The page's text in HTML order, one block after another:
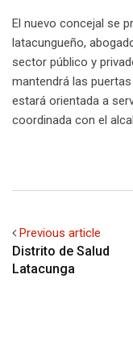
El nuevo concejal se
latacungueño,
sector público y
mantendrá las
estará orientada a
coordinada con el
Previous article
Distrito de Salud
Latacunga